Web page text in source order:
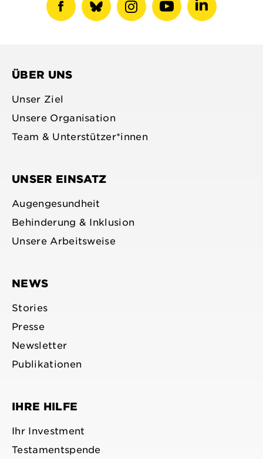
Facebook-
show Instagram-Youtube-LinkedIN-
ÜBER UNS
Unser Ziel
Unsere Organisation
Team & Unterstützer*innen
UNSER EINSATZ
Augengesundheit
Behinderung & Inklusion
Unsere Arbeitsweise
NEWS
Stories
Presse
Newsletter
Publikationen
IHRE HILFE
Ihr Investment
Testamentspende